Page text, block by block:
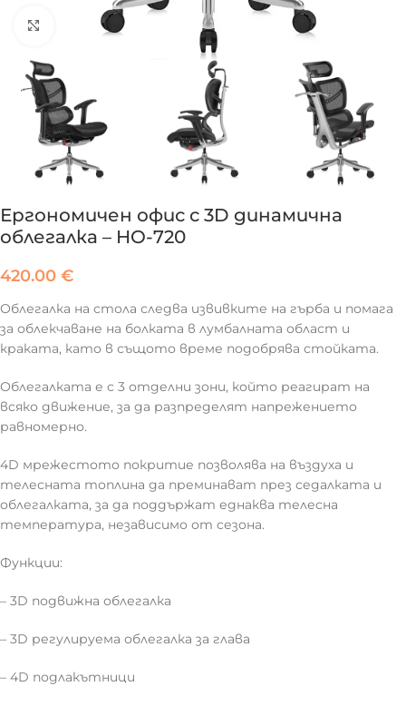
Click to enlarge
Ергономичен офис с 3D динамична
облегалка – HO-720
420.00 €
Облегалка на стола следва извивките на гърба и помага
за облекчаване на болката в лумбалната област и
краката, като в същото време подобрява стойката.
Облегалката е с 3 отделни зони, който реагират на
всяко движение, за да разпределят напрежението
равномерно.
4D мрежестото покритие позволява на въздуха и
телесната топлина да преминават през седалката и
облегалката, за да поддържат еднаква телесна
температура, независимо от сезона.
Функции:
– 3D подвижна облегалка
– 3D регулируема облегалка за глава
– 4D подлакътници